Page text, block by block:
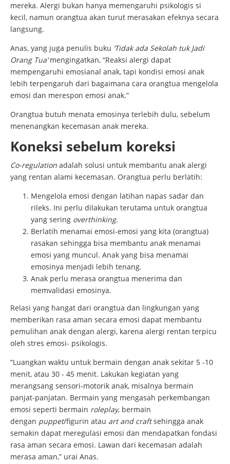
mereka. Alergi bukan hanya memengaruhi psikologis si
kecil, namun orangtua akan turut merasakan efeknya secara
langsung.
Anas, yang juga penulis buku ‘Tidak ada Sekolah tuk Jadi
Orang Tua’mengingatkan, “Reaksi alergi dapat
mempengaruhi emosianal anak, tapi kondisi emosi anak
lebih terpengaruh dari bagaimana cara orangtua mengelola
emosi dan merespon emosi anak.”
Orangtua butuh menata emosinya terlebih dulu, sebelum
menenangkan kecemasan anak mereka.
Koneksi sebelum koreksi
Co-regulation adalah solusi untuk membantu anak alergi
yang rentan alami kecemasan. Orangtua perlu berlatih:
Mengelola emosi dengan latihan napas sadar dan
rileks. Ini perlu dilakukan terutama untuk orangtua
yang sering overthinking.
Berlatih menamai emosi-emosi yang kita (orangtua)
rasakan sehingga bisa membantu anak menamai
emosi yang muncul. Anak yang bisa menamai
emosinya menjadi lebih tenang.
Anak perlu merasa orangtua menerima dan
memvalidasi emosinya.
Relasi yang hangat dari orangtua dan lingkungan yang
memberikan rasa aman secara emosi dapat membantu
pemulihan anak dengan alergi, karena alergi rentan terpicu
oleh stres emosi- psikologis.
“Luangkan waktu untuk bermain dengan anak sekitar 5 -10
menit, atau 30 - 45 menit. Lakukan kegiatan yang
merangsang sensori-motorik anak, misalnya bermain
panjat-panjatan. Bermain yang mengasah perkembangan
emosi seperti bermain roleplay, bermain
dengan puppet/figurin atau art and craftsehingga anak
semakin dapat meregulasi emosi dan mendapatkan fondasi
rasa aman secara emosi. Lawan dari kecemasan adalah
merasa aman,” urai Anas.